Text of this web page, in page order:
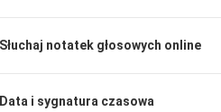
Słuchaj notatek głosowych online
Data i sygnatura czasowa